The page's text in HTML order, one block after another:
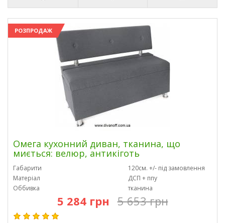
РОЗПРОДАЖ
Омега кухонний диван, тканина, що
миється: велюр, антикіготь
Габарити
120см. +/- під замовлення
Матеріал
ДСП + ппу
Оббивка
тканина
5 284 грн 5 653 грн